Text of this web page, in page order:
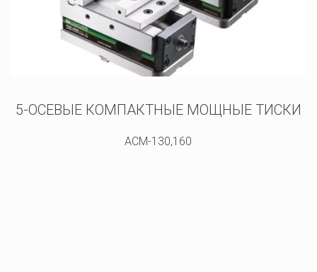
5-ОСЕВЫЕ КОМПАКТНЫЕ МОЩНЫЕ ТИСКИ
ACM-130,160